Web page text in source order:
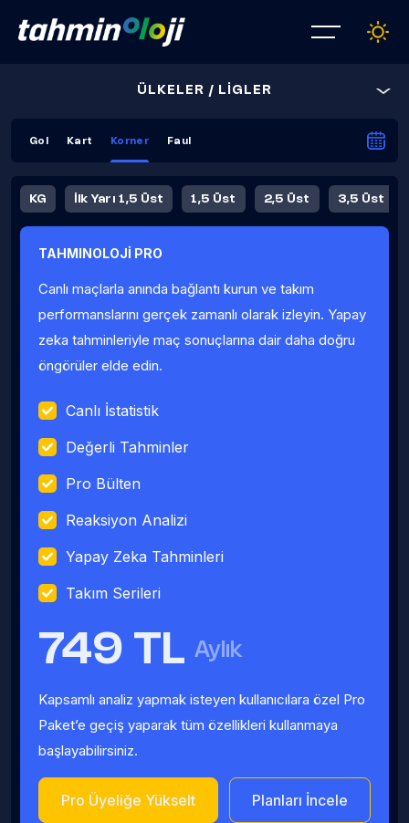
ÜLKELER / LİGLER
Gol Kart Korner Faul
KG İlk Yarı 1,5 Üst 1,5 Üst 2,5 Üst 3,5 Üst
Fauller Ortalama
TAHMINOLOJİ PRO
Canlı maçlarla anında bağlantı kurun ve takım
performanslarını gerçek zamanlı olarak izleyin. Yapay
zeka tahminleriyle maç sonuçlarına dair daha doğru
öngörüler elde edin.
Canlı İstatistik
Değerli Tahminler
Pro Bülten
Reaksiyon Analizi
Yapay Zeka Tahminleri
Takım Serileri
749 TL Aylık
Kapsamlı analiz yapmak isteyen kullanıcılara özel Pro
Paket’e geçiş yaparak tüm özellikleri kullanmaya
başlayabilirsiniz.
Pro Üyeliğe Yükselt Planları İncele